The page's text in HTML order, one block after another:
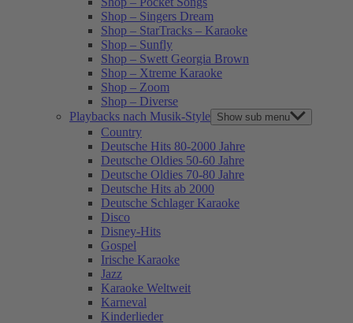
Shop – Singers Dream
Shop – StarTracks – Karaoke
Shop – Sunfly
Shop – Swett Georgia Brown
Shop – Xtreme Karaoke
Shop – Zoom
Shop – Diverse
Playbacks nach Musik-Style Show sub menu
Country
Deutsche Hits 80-2000 Jahre
Deutsche Oldies 50-60 Jahre
Deutsche Oldies 70-80 Jahre
Deutsche Hits ab 2000
Deutsche Schlager Karaoke
Disco
Disney-Hits
Gospel
Irische Karaoke
Jazz
Karaoke Weltweit
Karneval
Kinderlieder